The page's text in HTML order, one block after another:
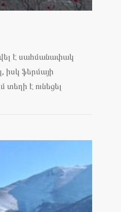
է սահմանափակ
իսկ ֆերմայի
է ունեցել